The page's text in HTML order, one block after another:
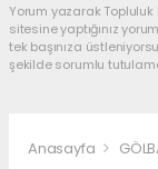
Yorum yazarak Topluluk
sitesine yaptığınız
tek başınıza
şekilde sorumlu
Anasayfa